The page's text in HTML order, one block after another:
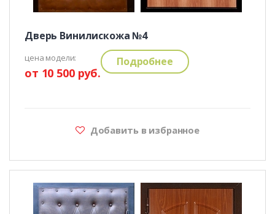
Дверь Винилискожа №4
цена модели:
от 10 500 руб.
Подробнее
Добавить в избранное